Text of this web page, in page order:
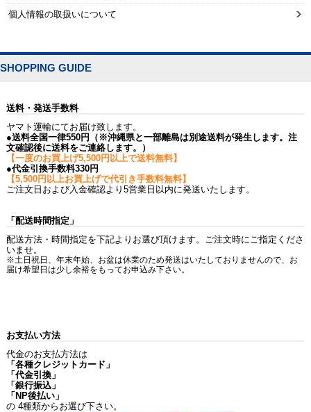
個人情報の取扱いについて
SHOPPING GUIDE
送料・発送手数料
ヤマト運輸にてお届け致します。
●送料全国一律550円（※沖縄県と一部離島は別途送料が発生します。注
文確認後に送料をご連絡します。）
【一度のお買上げ5,500円以上で送料無料】
●代金引換手数料330円
【5,500円以上お買上げで代引き手数料無料】
ご注文日および入金確認より5営業日以内に発送いたします。
「配送時間指定」
配送方法・時間指定を下記よりお選び頂けます。ご注文時にご指定くださ
いませ。
※土日祝日、年末年始、お盆は休業のため発送はいたしておりませんので、お
届け希望日は少し余裕をもってお申込み下さい。
お支払い方法
代金のお支払方法は
「各種クレジットカード」
「代金引換」
「銀行振込」
「NP後払い」
の 4種類からお選び下さい。